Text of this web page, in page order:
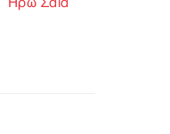
Ηρώ Σαΐα